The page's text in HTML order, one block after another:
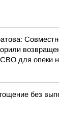
СВО для опеки
без